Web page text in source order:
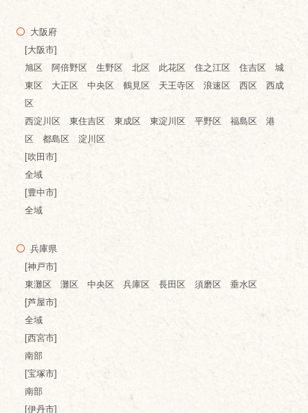
大阪府
[大阪市]
旭区 阿倍野区 生野区 北区 此花区 住之江区 住吉区 城
東区 大正区 中央区 鶴見区 天王寺区 浪速区 西区 西成
区
西淀川区 東住吉区 東成区 東淀川区 平野区 福島区 港
区 都島区 淀川区
[吹田市]
全域
[豊中市]
全域
兵庫県
[神戸市]
東灘区 灘区 中央区 兵庫区 長田区 須磨区 垂水区
[芦屋市]
全域
[西宮市]
南部
[宝塚市]
南部
[伊丹市]